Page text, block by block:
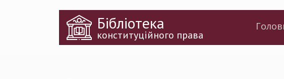
Бібліотека
конституційного права